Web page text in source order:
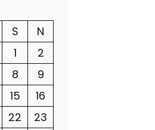
S
N
1
2
8
9
15
16
22
23